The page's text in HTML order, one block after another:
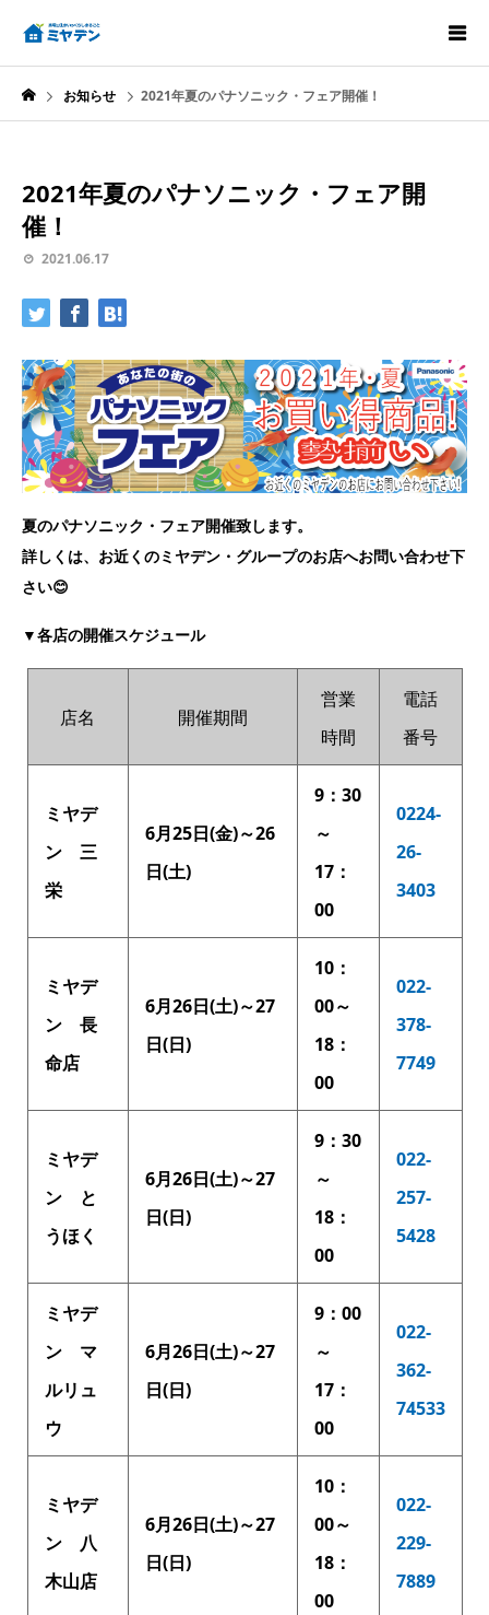
お知らせ 2021年夏のパナソニック・フェア開催！
2021年夏のパナソニック・フェア開
催！
2021.06.17
夏のパナソニック・フェア開催致します。
詳しくは、お近くのミヤデン・グループのお店へお問い合わせ下
さい😊
▼各店の開催スケジュール
店名 開催期間
営業
時間
電話
番号
ミヤデ
ン 三
栄
6月25日(金)～26
日(土)
9：30
～
17：
00
0224-
26-
3403
ミヤデ
ン 長
命店
6月26日(土)～27
日(日)
10：
00～
18：
00
022-
378-
7749
ミヤデ
ン と
うほく
6月26日(土)～27
日(日)
9：30
～
18：
00
022-
257-
5428
ミヤデ
ン マ
ルリュ
ウ
6月26日(土)～27
日(日)
9：00
～
17：
00
022-
362-
74533
ミヤデ
ン 八
木山店
6月26日(土)～27
日(日)
10：
00～
18：
00
022-
229-
7889